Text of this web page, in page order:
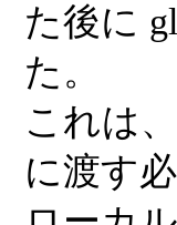
た後に
た。
これは
に渡す